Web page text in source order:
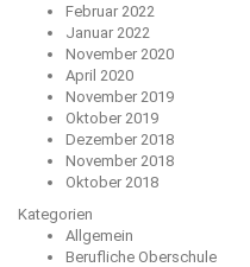
Februar 2022
Januar 2022
November 2020
April 2020
November 2019
Oktober 2019
Dezember 2018
November 2018
Oktober 2018
Kategorien
Allgemein
Berufliche Oberschule